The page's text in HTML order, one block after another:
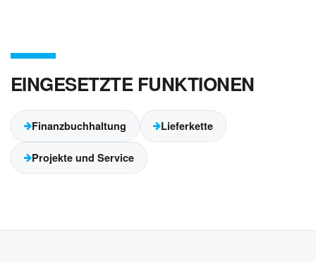
EINGESETZTE FUNKTIONEN
Finanzbuchhaltung Lieferkette
Projekte und Service